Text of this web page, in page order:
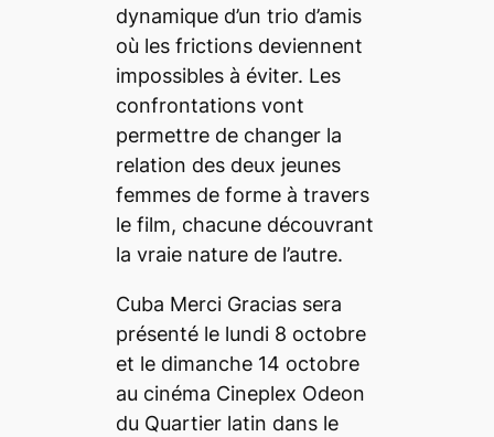
dynamique d’un trio d’amis
où les frictions deviennent
impossibles à éviter. Les
confrontations vont
permettre de changer la
relation des deux jeunes
femmes de forme à travers
le film, chacune découvrant
la vraie nature de l’autre.
Cuba Merci Graciassera
présenté le lundi 8 octobre
et le dimanche 14 octobre
au cinéma Cineplex Odeon
du Quartier latin dans le